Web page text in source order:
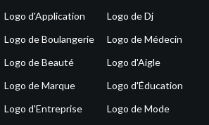
Logo d'Application
Logo de Boulangerie
Logo de Beauté
Logo de Marque
Logo d'Entreprise
Logo de Dj
Logo de Médecin
Logo d'Aigle
Logo d'Éducation
Logo de Mode